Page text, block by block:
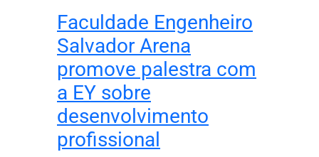
Faculdade Engenheiro
Salvador Arena
promove palestra com
a EY sobre
desenvolvimento
profissional